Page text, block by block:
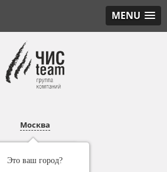
MENU
Москва
Это ваш город?